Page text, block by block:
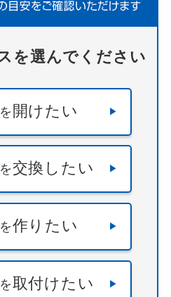
を選んでください
開けたい
交換したい
作りたい
取付けたい